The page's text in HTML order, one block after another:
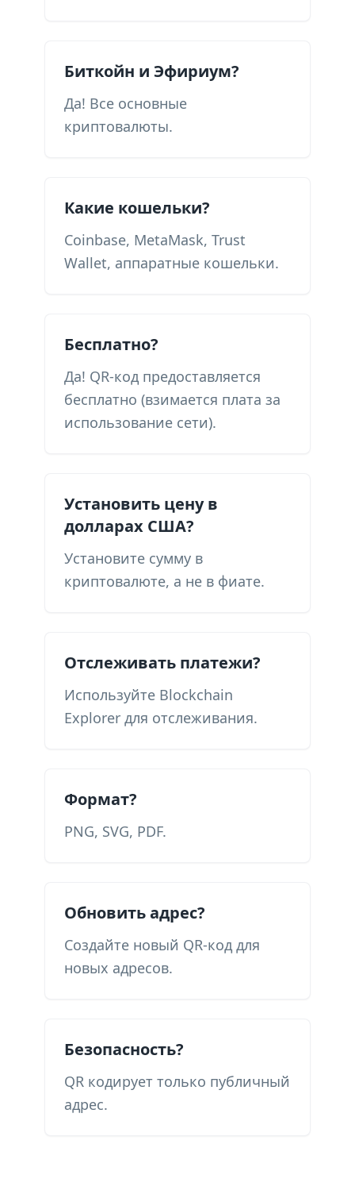
Биткойн и Эфириум?
Да! Все основные
криптовалюты.
Какие кошельки?
Coinbase, MetaMask, Trust
Wallet, аппаратные кошельки.
Бесплатно?
Да! QR-код предоставляется
бесплатно (взимается плата за
использование сети).
Установить цену в
долларах США?
Установите сумму в
криптовалюте, а не в фиате.
Отслеживать платежи?
Используйте Blockchain
Explorer для отслеживания.
Формат?
PNG, SVG, PDF.
Обновить адрес?
Создайте новый QR-код для
новых адресов.
Безопасность?
QR кодирует только публичный
адрес.